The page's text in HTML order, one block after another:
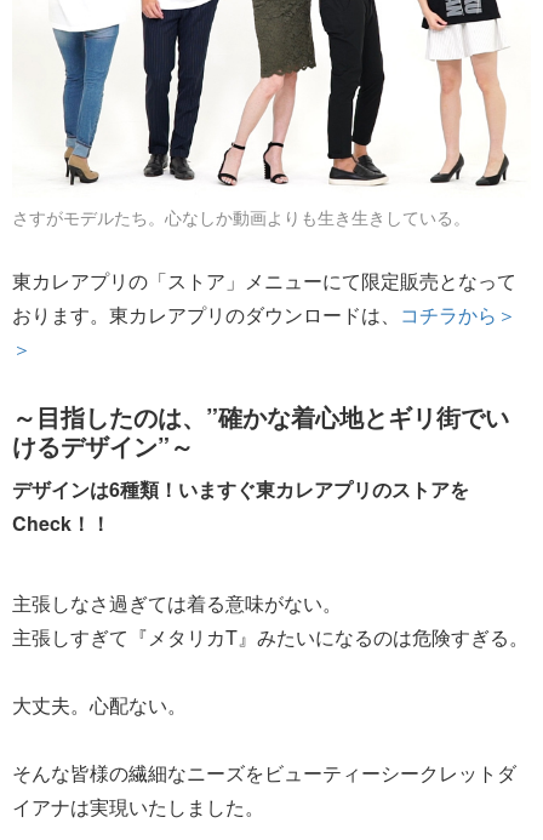
さすがモデルたち。心なしか動画よりも生き生きしている。
東カレアプリの「ストア」メニューにて限定販売となって
おります。東カレアプリのダウンロードは、 コチラから＞
＞
～目指したのは、”確かな着心地とギリ街でい
けるデザイン”～
デザインは6種類！いますぐ東カレアプリのストアを
Check！！
主張しなさ過ぎては着る意味がない。
主張しすぎて『メタリカT』みたいになるのは危険すぎる。
大丈夫。心配ない。
そんな皆様の繊細なニーズをビューティーシークレットダ
イアナは実現いたしました。